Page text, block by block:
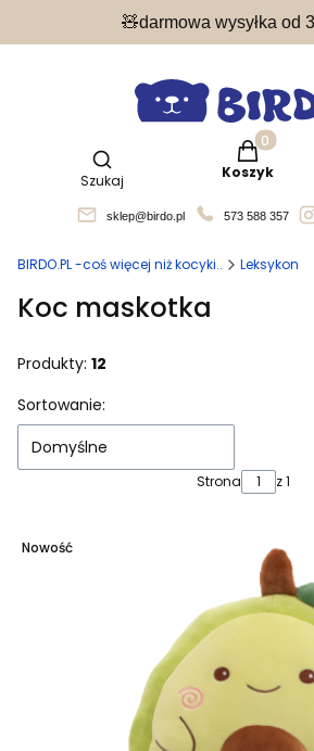
🧸darmowa wysyłka od
Otwórz wyszukiwarkę
Szukaj
Produkty
Koszyk
sklep@birdo.pl 573 588 357
BIRDO.PL -coś więcej niż kocyki.. Leksykon
Koc maskotka
Produkty: 12
Lista produktów
Sortowanie:
Domyślne
Strona z 1
Nowość